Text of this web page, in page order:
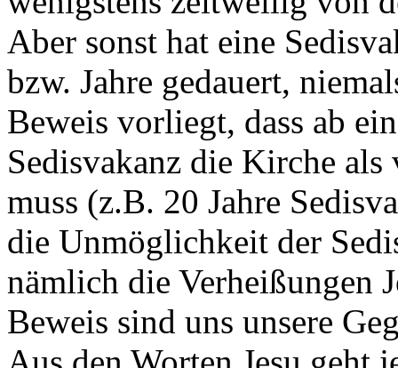
Aber sonst hat eine
bzw. Jahre gedauert,
Beweis vorliegt, dass ab
Sedisvakanz die Kirche
muss (z.B. 20 Jahre
die Unmöglichkeit der
nämlich die Verheißungen
Beweis sind uns unsere